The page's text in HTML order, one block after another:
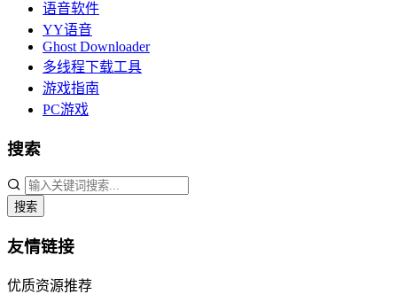
语音软件
YY语音
Ghost Downloader
多线程下载工具
游戏指南
PC游戏
搜索
搜索
友情链接
优质资源推荐